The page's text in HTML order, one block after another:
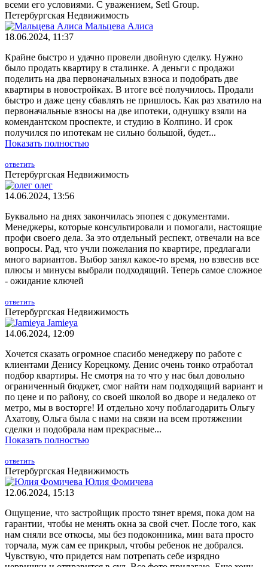
всеми его условиями. С уважением, Setl Group.
Петербургская Недвижимость
Мальцева Алиса
18.06.2024, 11:37
Крайне быстро и удачно провели двойную сделку. Нужно
было продать квартиру в сталинке. А деньги с продажи
поделить на два первоначальных взноса и подобрать две
квартиры в новостройках. В итоге всё получилось. Продали
быстро и даже цену сбавлять не пришлось. Как раз хватило на
первоначальные взносы на две ипотеки, однушку взяли на
комендантском проспекте, и студию в Колпино. И срок
получился по ипотекам не сильно большой, будет...
Показать полностью
ответить
Петербургская Недвижимость
олег
14.06.2024, 13:56
Буквально на днях закончилась эпопея с документами.
Менеджеры, которые консультировали и помогали, настоящие
профи своего дела. За это отдельный респект, отвечали на все
вопросы. Рад, что учли пожелания по квартире, предлагали
много вариантов. Выбор занял какое-то время, но взвесив все
плюсы и минусы выбрали подходящий. Теперь самое сложное
- ожидание ключей
ответить
Петербургская Недвижимость
Jamieya
14.06.2024, 12:09
Хочется сказать огромное спасибо менеджеру по работе с
клиентами Денису Корецкому. Денис очень тонко отработал
подбор квартиры. Не смотря на то что у нас был довольно
ограниченный бюджет, смог найти нам подходящий вариант и
по цене и по району, со своей школой во дворе и недалеко от
метро, мы в восторге! И отдельно хочу поблагодарить Ольгу
Ахатову, Ольга была с нами на связи на всем протяжении
сделки и подобрала нам прекрасные...
Показать полностью
ответить
Петербургская Недвижимость
Юлия Фомичева
12.06.2024, 15:13
Ощущение, что застройщик просто тянет время, пока дом на
гарантии, чтобы не менять окна за свой счет. После того, как
нам сняли все откосы, мы без подоконника, мин вата просто
торчала, муж сам ее прикрыл, чтобы ребенок не добрался.
Чувствую, что придется нам потрепать себе изрядно